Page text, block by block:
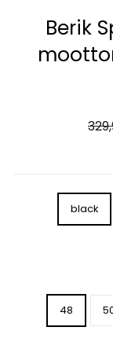
Berik
black
48